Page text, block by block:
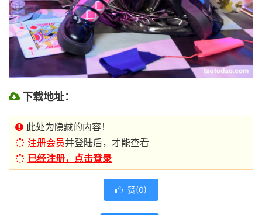
下载地址：
此处为隐藏的内容！
注册会员并登陆后，才能查看
已经注册，点击登录
 赞(0)